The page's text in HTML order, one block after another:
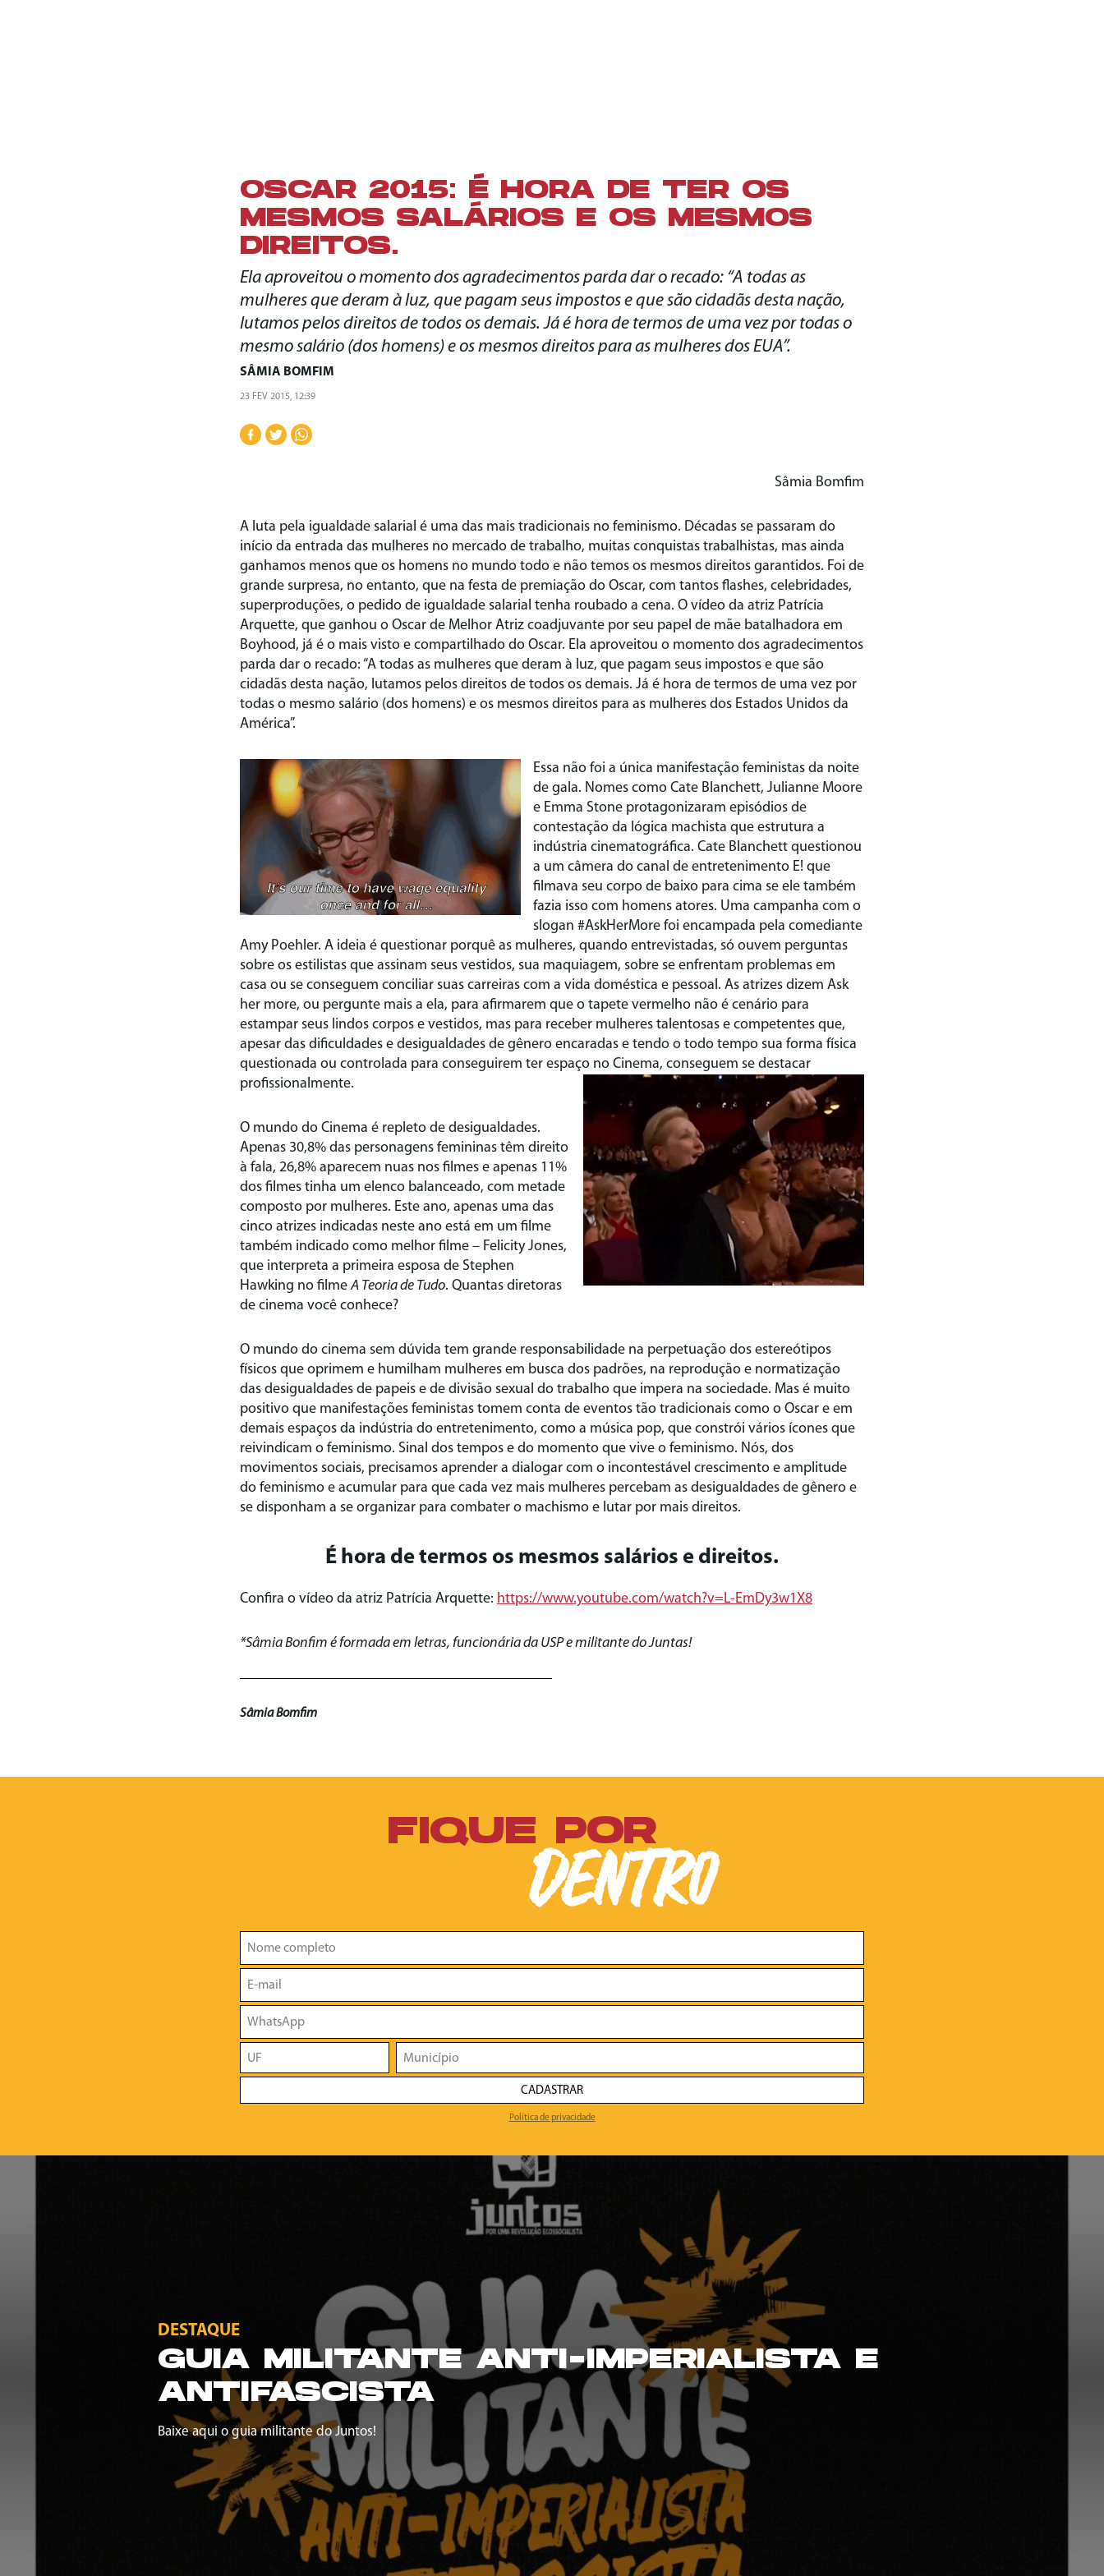
OSCAR 2015: É HORA DE TER OS
MESMOS SALÁRIOS E OS MESMOS
DIREITOS.
Ela aproveitou o momento dos agradecimentos parda dar o recado: “A todas as
mulheres que deram à luz, que pagam seus impostos e que são cidadãs desta nação,
lutamos pelos direitos de todos os demais. Já é hora de termos de uma vez por todas o
mesmo salário (dos homens) e os mesmos direitos para as mulheres dos EUA”.
SÂMIA BOMFIM
23 FEV 2015, 12:39
Sâmia Bomfim
A luta pela igualdade salarial é uma das mais tradicionais no feminismo. Décadas se passaram do
início da entrada das mulheres no mercado de trabalho, muitas conquistas trabalhistas, mas ainda
ganhamos menos que os homens no mundo todo e não temos os mesmos direitos garantidos. Foi de
grande surpresa, no entanto, que na festa de premiação do Oscar, com tantos flashes, celebridades,
superproduções, o pedido de igualdade salarial tenha roubado a cena. O vídeo da atriz Patrícia
Arquette, que ganhou o Oscar de Melhor Atriz coadjuvante por seu papel de mãe batalhadora em
Boyhood, já é o mais visto e compartilhado do Oscar. Ela aproveitou o momento dos agradecimentos
parda dar o recado: “A todas as mulheres que deram à luz, que pagam seus impostos e que são
cidadãs desta nação, lutamos pelos direitos de todos os demais. Já é hora de termos de uma vez por
todas o mesmo salário (dos homens) e os mesmos direitos para as mulheres dos Estados Unidos da
América”.
Essa não foi a única manifestação feministas da noite
de gala. Nomes como Cate Blanchett, Julianne Moore
e Emma Stone protagonizaram episódios de
contestação da lógica machista que estrutura a
indústria cinematográfica. Cate Blanchett questionou
a um câmera do canal de entretenimento E! que
filmava seu corpo de baixo para cima se ele também
fazia isso com homens atores. Uma campanha com o
slogan #AskHerMore foi encampada pela comediante
Amy Poehler. A ideia é questionar porquê as mulheres, quando entrevistadas, só ouvem perguntas
sobre os estilistas que assinam seus vestidos, sua maquiagem, sobre se enfrentam problemas em
casa ou se conseguem conciliar suas carreiras com a vida doméstica e pessoal. As atrizes dizem Ask
her more, ou pergunte mais a ela, para afirmarem que o tapete vermelho não é cenário para
estampar seus lindos corpos e vestidos, mas para receber mulheres talentosas e competentes que,
apesar das dificuldades e desigualdades de gênero encaradas e tendo o todo tempo sua forma física
questionada ou controlada para conseguirem ter espaço no Cinema, conseguem se destacar
profissionalmente.
O mundo do Cinema é repleto de desigualdades.
Apenas 30,8% das personagens femininas têm direito
à fala, 26,8% aparecem nuas nos filmes e apenas 11%
dos filmes tinha um elenco balanceado, com metade
composto por mulheres. Este ano, apenas uma das
cinco atrizes indicadas neste ano está em um filme
também indicado como melhor filme – Felicity Jones,
que interpreta a primeira esposa de Stephen
Hawking no filmeA Teoria de Tudo. Quantas diretoras
de cinema você conhece?
O mundo do cinema sem dúvida tem grande responsabilidade na perpetuação dos estereótipos
físicos que oprimem e humilham mulheres em busca dos padrões, na reprodução e normatização
das desigualdades de papeis e de divisão sexual do trabalho que impera na sociedade. Mas é muito
positivo que manifestações feministas tomem conta de eventos tão tradicionais como o Oscar e em
demais espaços da indústria do entretenimento, como a música pop, que constrói vários ícones que
reivindicam o feminismo. Sinal dos tempos e do momento que vive o feminismo. Nós, dos
movimentos sociais, precisamos aprender a dialogar com o incontestável crescimento e amplitude
do feminismo e acumular para que cada vez mais mulheres percebam as desigualdades de gênero e
se disponham a se organizar para combater o machismo e lutar por mais direitos.
É hora de termos os mesmos salários e direitos.
Confira o vídeo da atriz Patrícia Arquette: https://www.youtube.com/watch?v=L-EmDy3w1X8
*Sâmia Bonfim é formada em letras, funcionária da USP e militante do Juntas!
Sâmia Bomfim
FIQUE POR
DENTRO
CADASTRAR
Política de privacidade
DESTAQUE
GUIA MILITANTE ANTI-IMPERIALISTA E
ANTIFASCISTA
Baixe aqui o guia militante do Juntos!